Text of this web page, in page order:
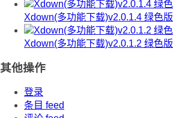
Xdown(多功能下载)v2.0.1.4 绿色版
Xdown(多功能下载)v2.0.1.2 绿色版
其他操作
登录
条目 feed